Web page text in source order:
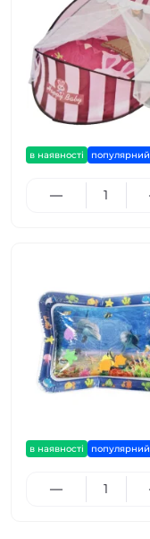
в наявності популярний
в наявності популярний